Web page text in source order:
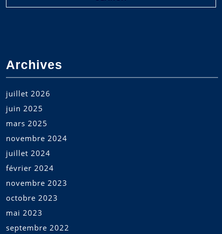
Archives
juillet 2026
juin 2025
mars 2025
novembre 2024
juillet 2024
février 2024
novembre 2023
octobre 2023
mai 2023
septembre 2022